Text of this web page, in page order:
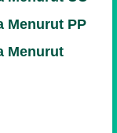
Menurut PP
Menurut